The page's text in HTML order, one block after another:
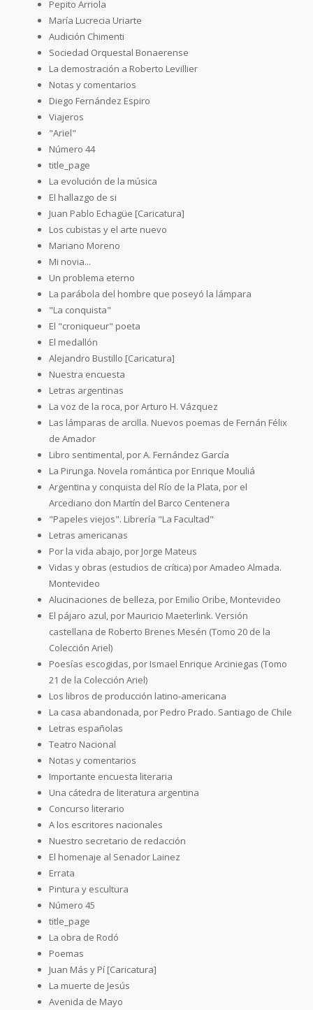
Pepito Arriola
María Lucrecia Uriarte
Audición Chimenti
Sociedad Orquestal Bonaerense
La demostración a Roberto Levillier
Notas y comentarios
Diego Fernández Espiro
Viajeros
"Ariel"
Número 44
title_page
La evolución de la música
El hallazgo de si
Juan Pablo Echagüe [Caricatura]
Los cubistas y el arte nuevo
Mariano Moreno
Mi novia...
Un problema eterno
La parábola del hombre que poseyó la lámpara
"La conquista"
El "croniqueur" poeta
El medallón
Alejandro Bustillo [Caricatura]
Nuestra encuesta
Letras argentinas
La voz de la roca, por Arturo H. Vázquez
Las lámparas de arcilla. Nuevos poemas de Fernán Félix
de Amador
Libro sentimental, por A. Fernández García
La Pirunga. Novela romántica por Enrique Mouliá
Argentina y conquista del Río de la Plata, por el
Arcediano don Martín del Barco Centenera
"Papeles viejos". Librería "La Facultad"
Letras americanas
Por la vida abajo, por Jorge Mateus
Vidas y obras (estudios de crítica) por Amadeo Almada.
Montevideo
Alucinaciones de belleza, por Emilio Oribe, Montevideo
El pájaro azul, por Mauricio Maeterlink. Versión
castellana de Roberto Brenes Mesén (Tomo 20 de la
Colección Ariel)
Poesías escogidas, por Ismael Enrique Arciniegas (Tomo
21 de la Colección Ariel)
Los libros de producción latino-americana
La casa abandonada, por Pedro Prado. Santiago de Chile
Letras españolas
Teatro Nacional
Notas y comentarios
Importante encuesta literaria
Una cátedra de literatura argentina
Concurso literario
A los escritores nacionales
Nuestro secretario de redacción
El homenaje al Senador Lainez
Errata
Pintura y escultura
Número 45
title_page
La obra de Rodó
Poemas
Juan Más y Pí [Caricatura]
La muerte de Jesús
Avenida de Mayo